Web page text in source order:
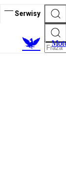
Serwisy
M